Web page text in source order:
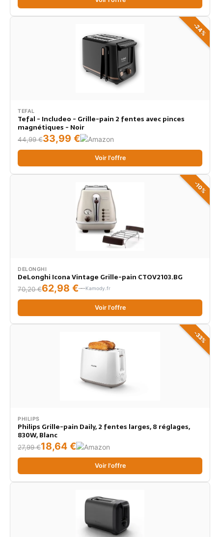
-24%
TEFAL
Tefal - Includeo - Grille-pain 2 fentes avec pinces
magnétiques - Noir
44,99 €33,99 €
Voir l'offre
-10%
DELONGHI
DeLonghi Icona Vintage Grille-pain CTOV2103.BG
70,20 €62,98 € Kamody.fr
Voir l'offre
-33%
PHILIPS
Philips Grille-pain Daily, 2 fentes larges, 8 réglages,
830W, Blanc
27,99 €18,64 €
Voir l'offre